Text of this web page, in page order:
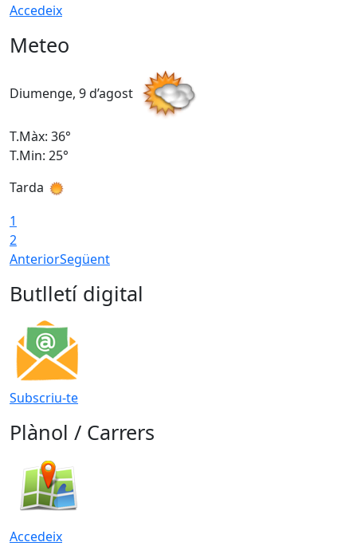
Accedeix
Meteo
Diumenge, 9 d’agost
T.Màx: 36°
T.Min: 25°
Tarda
1
2
AnteriorSegüent
Butlletí digital
Subscriu-te
Plànol / Carrers
Accedeix